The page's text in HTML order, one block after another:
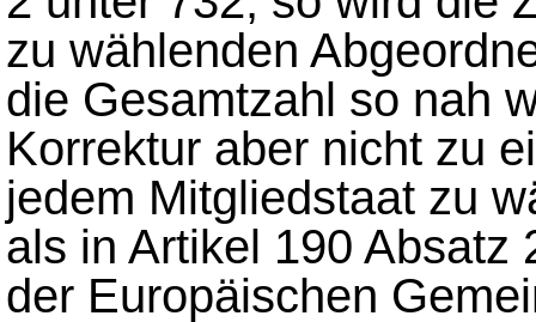
zu wählenden
die Gesamtzahl so nah
Korrektur aber nicht zu
jedem Mitgliedstaat zu
als in Artikel 190 Absatz
der Europäischen